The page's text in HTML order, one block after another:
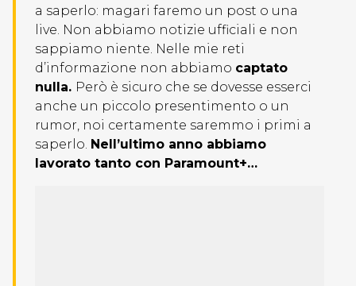
a saperlo: magari faremo un post o una
live. Non abbiamo notizie ufficiali e non
sappiamo niente. Nelle mie reti
d’informazione non abbiamo captato
nulla. Però è sicuro che se dovesse esserci
anche un piccolo presentimento o un
rumor, noi certamente saremmo i primi a
saperlo. Nell’ultimo anno abbiamo
lavorato tanto con Paramount+…